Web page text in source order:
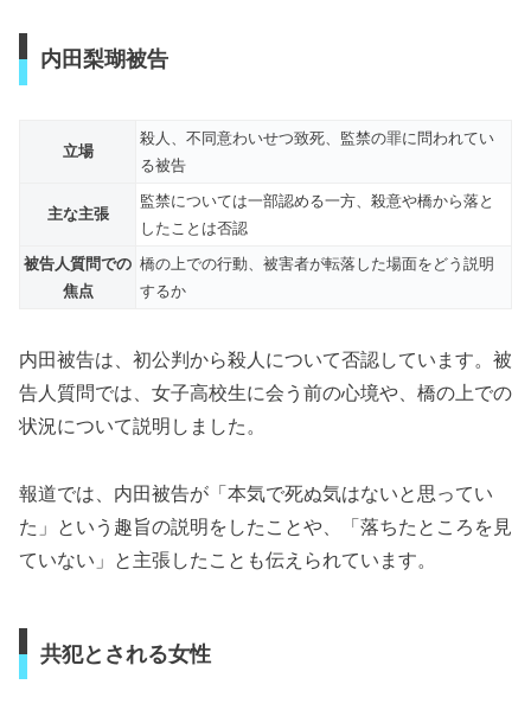
内田梨瑚被告
立場
殺人、不同意わいせつ致死、監禁の罪に問われてい
る被告
主な主張
監禁については一部認める一方、殺意や橋から落と
したことは否認
被告人質問での
焦点
橋の上での行動、被害者が転落した場面をどう説明
するか
内田被告は、初公判から殺人について否認しています。被
告人質問では、女子高校生に会う前の心境や、橋の上での
状況について説明しました。
報道では、内田被告が「本気で死ぬ気はないと思ってい
た」という趣旨の説明をしたことや、「落ちたところを見
ていない」と主張したことも伝えられています。
共犯とされる女性